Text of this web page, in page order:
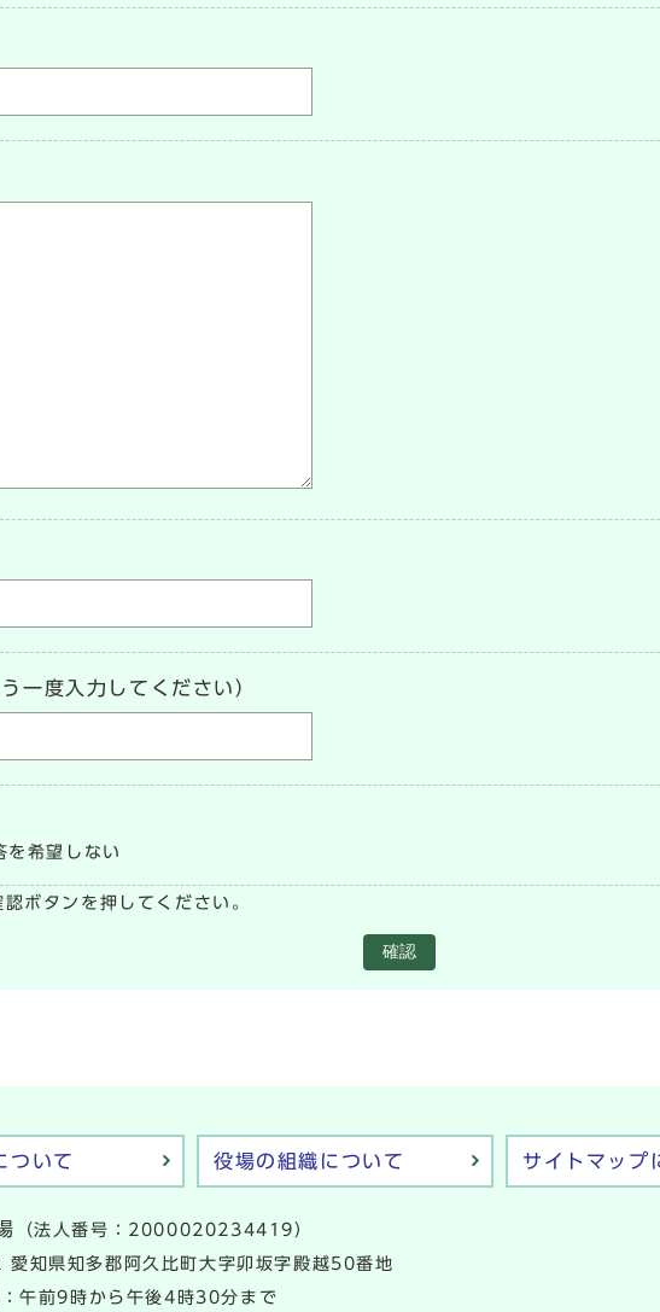
一度入力してください）
を希望しない
ボタンを押してください。
確認
ついて 役場の組織について サイトマップ
（法人番号：2000020234419）
知県知多郡阿久比町大字卯坂字殿越50番地
午前9時から午後4時30分まで